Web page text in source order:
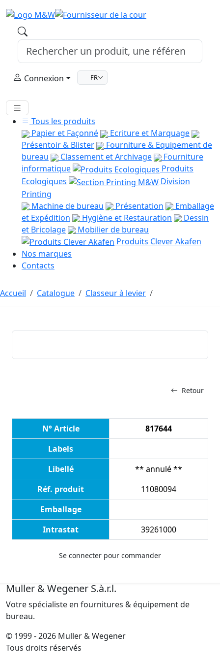
Connexion FR
Tous les produits
Papier et Façonné
Ecriture et Marquage
Présentoir & Blister
Fourniture & Equipement de
bureau
Classement et Archivage
Fourniture
informatique
Produits
Ecologiques
Division
Printing
Machine de bureau
Présentation
Emballage
et Expédition
Hygiène et Restauration
Dessin
et Bricolage
Mobilier de bureau
Produits Clever Akafen
Nos marques
Contacts
Accueil Catalogue Classeur à levier
Retour
N° Article
817644
Labels
Libellé
** annulé **
Réf. produit
11080094
Emballage
Intrastat
39261000
Se connecter pour commander
Muller & Wegener S.à.r.l.
Votre spécialiste en fournitures & équipement de
bureau.
© 1999 - 2026 Muller & Wegener
Tous droits réservés